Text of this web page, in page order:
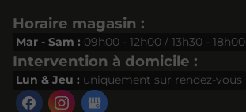
Horaire magasin :
Mar - Sam : 09h00 - 12h00 / 13h30 - 18h00
Intervention à domicile :
Lun & Jeu : uniquement sur rendez-vous